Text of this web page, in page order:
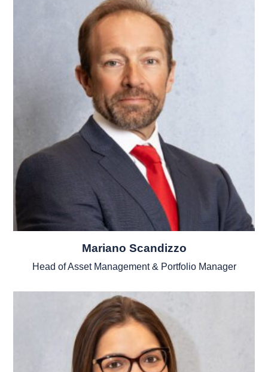
Mariano Scandizzo
Head of Asset Management & Portfolio Manager